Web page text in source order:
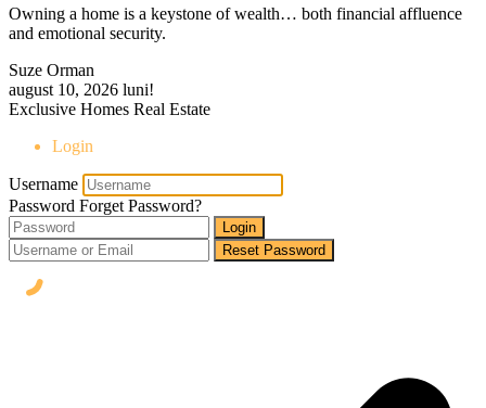
Owning a home is a keystone of wealth… both financial affluence
and emotional security.
Suze Orman
august 10, 2026 luni!
Exclusive Homes Real Estate
Login
Username
Password Forget Password?
Login
Reset Password